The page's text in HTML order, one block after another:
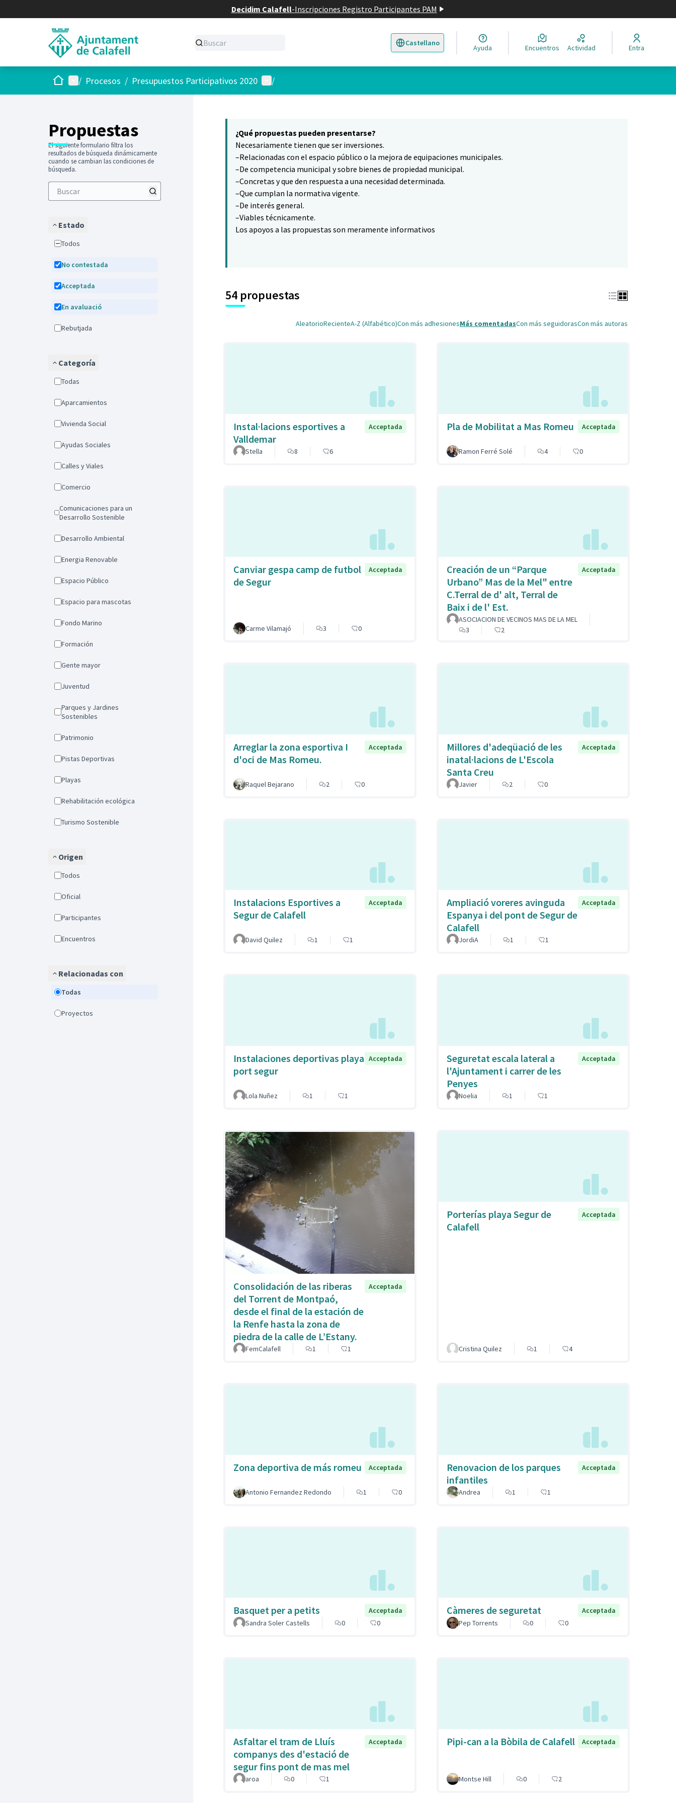
Decidim Calafell-Inscripciones Registro Participantes PAM
Castellano
Triar la llengua Elegir el idioma
Ayuda Encuentros Actividad Entra
InicioMenú principal
/ Procesos / Presupuestos Participativos 2020 Menú de usuario
/
Propuestas
El siguiente formulario filtra los
resultados de búsqueda dinámicamente
cuando se cambian las condiciones de
búsqueda.
Estado
Todos
No contestada
Acceptada
En avaluació
Rebutjada
Categoría
Todas
Aparcamientos
Vivienda Social
Ayudas Sociales
Calles y Viales
Comercio
Comunicaciones para un
Desarrollo Sostenible
Desarrollo Ambiental
Energia Renovable
Espacio Público
Espacio para mascotas
Fondo Marino
Formación
Gente mayor
Juventud
Parques y Jardines
Sostenibles
Patrimonio
Pistas Deportivas
Playas
Rehabilitación ecológica
Turismo Sostenible
Origen
Todos
Oficial
Participantes
Encuentros
Relacionadas con
Todas
Proyectos
8
¿Qué propuestas pueden presentarse?
Necesariamente tienen que ser inversiones.
–Relacionadas con el espacio público o la mejora de equipaciones municipales.
–De competencia municipal y sobre bienes de propiedad municipal.
–Concretas y que den respuesta a una necesidad determinada.
–Que cumplan la normativa vigente.
–De interés general.
–Viables técnicamente.
Los apoyos a las propuestas son meramente informativos
54 propuestas
AleatorioRecienteA-Z (Alfabético)Con más adhesionesMás comentadasCon más seguidorasCon más autoras
Instal·lacions esportives a
Valldemar
Acceptada
Stella 8 6
Pla de Mobilitat a Mas Romeu Acceptada
Ramon Ferré Solé 4 0
Canviar gespa camp de futbol
de Segur
Acceptada
Carme Vilamajó 3 0
Creación de un “Parque
Urbano” Mas de la Mel" entre
C.Terral de d' alt, Terral de
Baix i de l' Est.
Acceptada
ASOCIACION DE VECINOS MAS DE LA MEL
3
2
Arreglar la zona esportiva I
d'oci de Mas Romeu.
Acceptada
Raquel Bejarano 2 0
Millores d'adeqüació de les
inatal·lacions de L'Escola
Santa Creu
Acceptada
Javier 2 0
Instalacions Esportives a
Segur de Calafell
Acceptada
David Quilez 1 1
Ampliació voreres avinguda
Espanya i del pont de Segur de
Calafell
Acceptada
JordiA 1 1
Instalaciones deportivas playa
port segur
Acceptada
Lola Nuñez 1 1
Seguretat escala lateral a
l'Ajuntament i carrer de les
Penyes
Acceptada
Noelia 1 1
Consolidación de las riberas
del Torrent de Montpaó,
desde el final de la estación de
la Renfe hasta la zona de
piedra de la calle de L’Estany.
Acceptada
FemCalafell 1 1
Porterías playa Segur de
Calafell
Acceptada
Cristina Quilez 1 4
Zona deportiva de más romeu Acceptada
Antonio Fernandez Redondo 1 0
Renovacion de los parques
infantiles
Acceptada
Andrea 1 1
Basquet per a petits
Acceptada
Sandra Soler Castells
0 0
Càmeres de seguretat
Acceptada
Pep Torrents
0 0
Asfaltar el tram de Lluís
companys des d'estació de
segur fins pont de mas mel
Acceptada
aroa 0 1
Pipi-can a la Bòbila de Calafell Acceptada
Montse Hill 0 2